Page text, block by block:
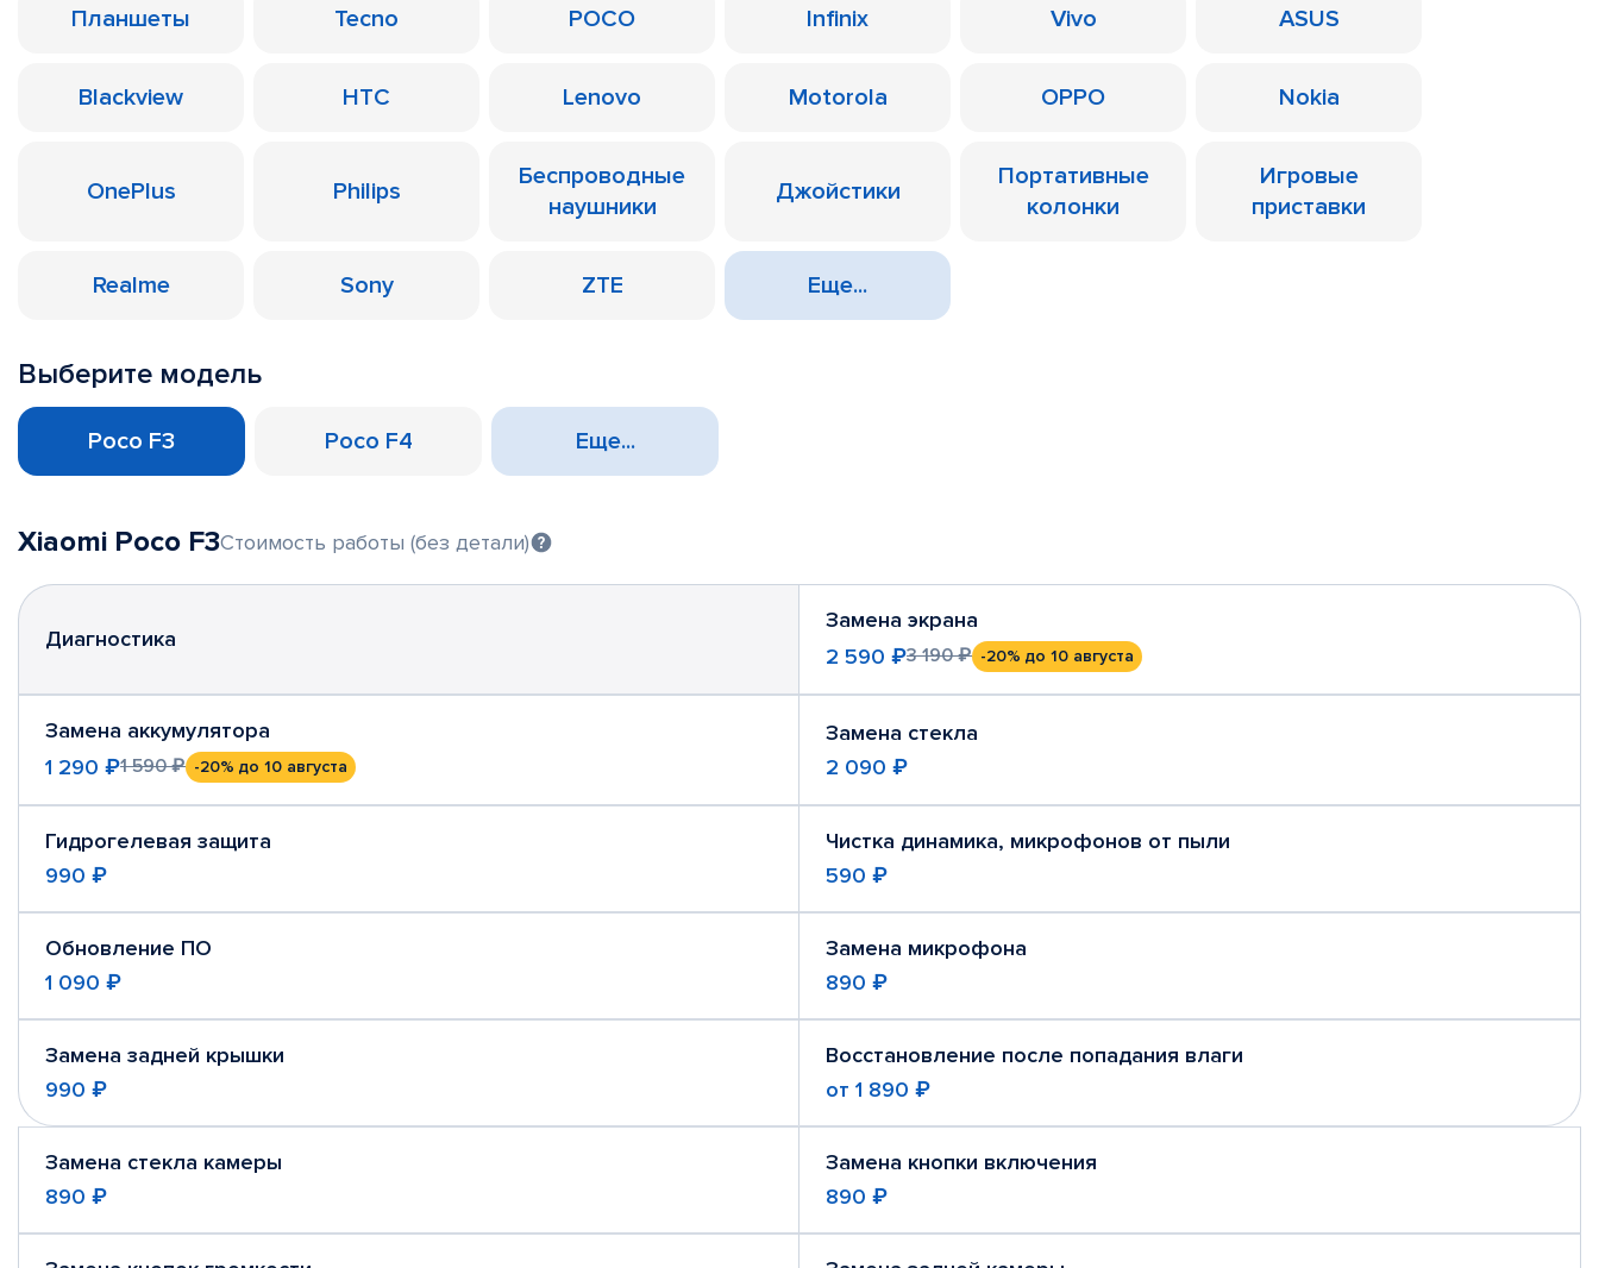
Планшеты Tecno POCO Infinix Vivo ASUS
Blackview HTC Lenovo Motorola OPPO Nokia
OnePlus Philips
Беспроводные
наушники
Джойстики
Портативные
колонки
Игровые
приставки
Realme Sony ZTE Еще...
Выберите модель
Poco F3 Poco F4 Еще...
Xiaomi Poco F3Стоимость работы (без детали)
Диагностика
Замена экрана
2 590 ₽3 190 ₽ -20% до 10 августа
Замена аккумулятора
1 290 ₽1 590 ₽ -20% до 10 августа
Замена стекла
2 090 ₽
Гидрогелевая защита
990 ₽
Чистка динамика, микрофонов от пыли
590 ₽
Обновление ПО
1 090 ₽
Замена микрофона
890 ₽
Замена задней крышки
990 ₽
Восстановление после попадания влаги
от 1 890 ₽
Замена стекла камеры
890 ₽
Замена кнопки включения
890 ₽